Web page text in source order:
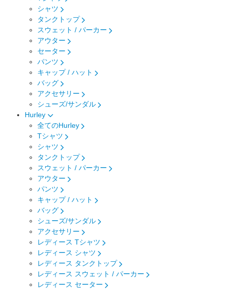
シャツ
タンクトップ
スウェット / パーカー
アウター
セーター
パンツ
キャップ / ハット
バッグ
アクセサリー
シューズ/サンダル
Hurley
全てのHurley
Tシャツ
シャツ
タンクトップ
スウェット / パーカー
アウター
パンツ
キャップ / ハット
バッグ
シューズ/サンダル
アクセサリー
レディース Tシャツ
レディース シャツ
レディース タンクトップ
レディース スウェット / パーカー
レディース セーター